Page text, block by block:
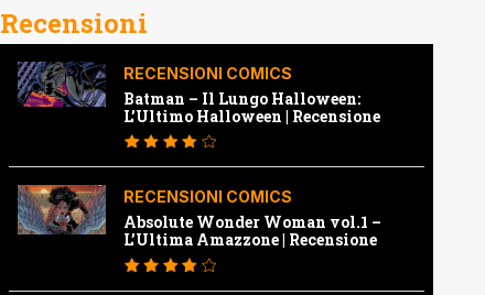
Recensioni
RECENSIONI COMICS
Batman – Il Lungo Halloween:
L’Ultimo Halloween | Recensione
RECENSIONI COMICS
Absolute Wonder Woman vol.1 –
L’Ultima Amazzone | Recensione